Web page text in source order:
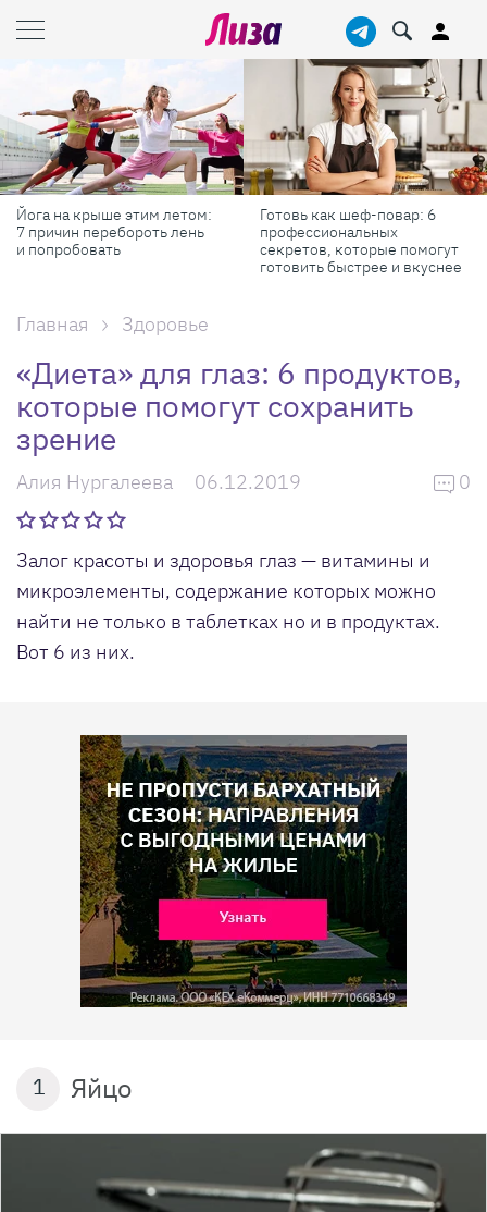
Йога на крыше этим летом:
7 причин перебороть лень
и попробовать
Готовь как шеф-повар: 6
профессиональных
секретов, которые помогут
готовить быстрее и вкуснее
Главная Здоровье
«Диета» для глаз: 6 продуктов,
которые помогут сохранить
зрение
Алия Нургалеева 06.12.2019 0
Залог красоты и здоровья глаз — витамины и
микроэлементы, содержание которых можно
найти не только в таблетках но и в продуктах.
Вот 6 из них.
1 Яйцо